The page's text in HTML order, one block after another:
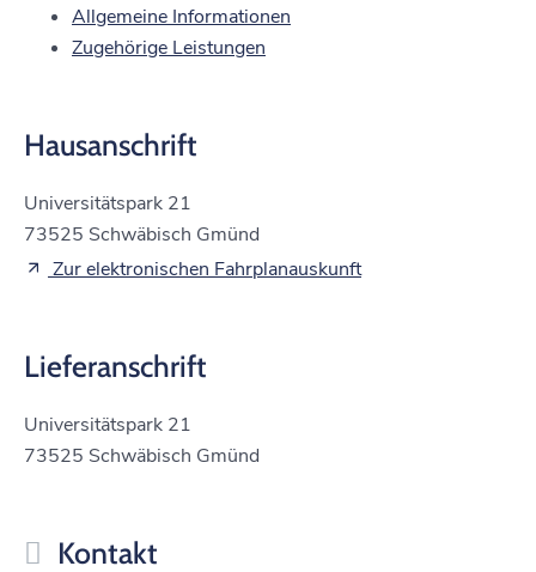
Allgemeine Informationen
Zugehörige Leistungen
Hausanschrift
Universitätspark 21
73525 Schwäbisch Gmünd
Zur elektronischen Fahrplanauskunft
Lieferanschrift
Universitätspark 21
73525 Schwäbisch Gmünd
Kontakt